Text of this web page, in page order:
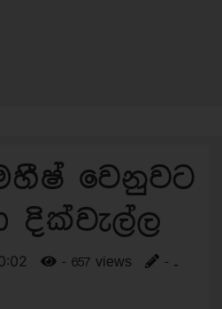
වෙනුවට
දික්වැල්ල
- 657 views - ..